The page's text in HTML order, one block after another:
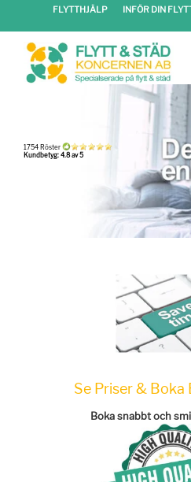
FLYTTHJÄLP INFÖR DIN
1754 Röster
Kundbetyg: 4.8 av 5
Se Priser & Boka
Boka snabbt och